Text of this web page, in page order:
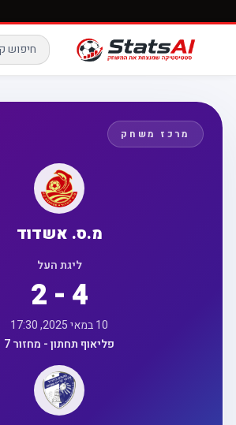
מרכז משחק
מ.ס. אשדוד
ליגת העל
2 - 4
10 במאי 2025, 17:30
פליאוף תחתון - מחזור 7